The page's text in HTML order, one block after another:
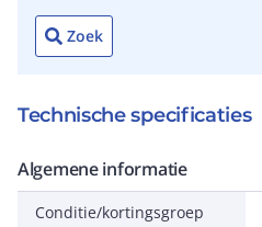
Zoek
Technische specificaties
Algemene informatie
Conditie/kortingsgroep